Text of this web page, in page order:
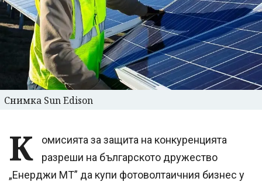
Снимка Sun Edison
К
омисията за защита на конкуренцията
разреши на българското дружество
„Енерджи МТ” да купи фотоволтаичния бизнес у